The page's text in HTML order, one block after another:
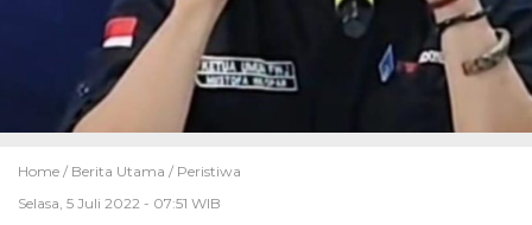
Home / Berita Utama / Peristiwa
Selasa, 5 Juli 2022 - 07:51 WIB